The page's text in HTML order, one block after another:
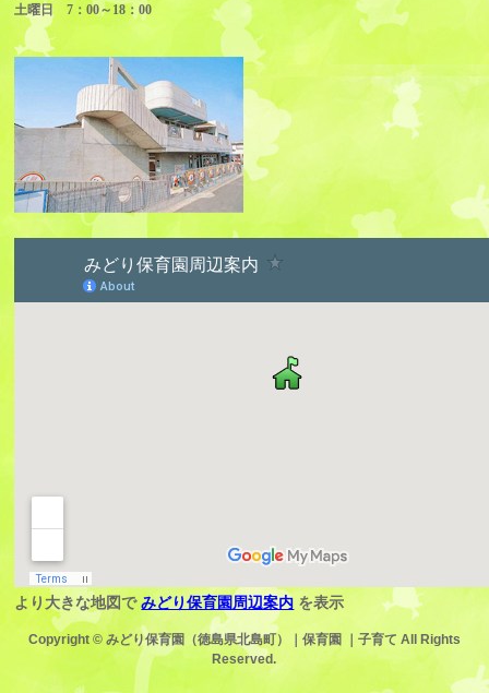
土曜日 7：00～18：00
より大きな地図でみどり保育園周辺案内 を表示
Copyright © みどり保育園（徳島県北島町）｜保育園 ｜子育て All Rights
Reserved.